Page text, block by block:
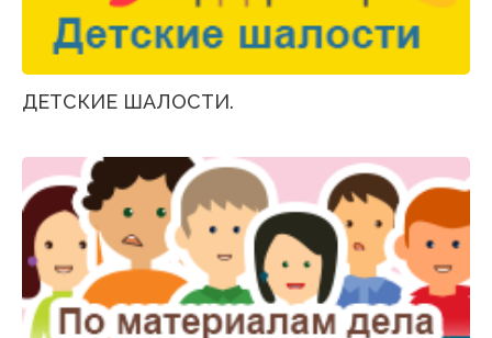
ДЕТСКИЕ ШАЛОСТИ.